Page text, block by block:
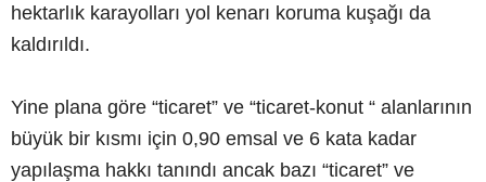
hektarlık karayolları yol kenarı koruma kuşağı da
kaldırıldı.
Yine plana göre “ticaret” ve “ticaret-konut “ alanlarının
büyük bir kısmı için 0,90 emsal ve 6 kata kadar
yapılaşma hakkı tanındı ancak bazı “ticaret” ve